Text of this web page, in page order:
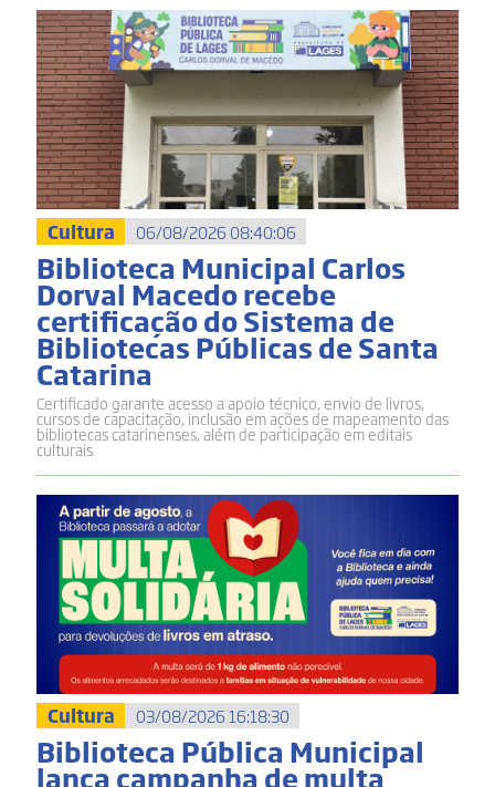
Cultura 06/08/2026 08:40:06
Biblioteca Municipal Carlos
Dorval Macedo recebe
certificação do Sistema de
Bibliotecas Públicas de Santa
Catarina
Certificado garante acesso a apoio técnico, envio de livros,
cursos de capacitação, inclusão em ações de mapeamento das
bibliotecas catarinenses, além de participação em editais
culturais
Cultura 03/08/2026 16:18:30
Biblioteca Pública Municipal
lança campanha de multa